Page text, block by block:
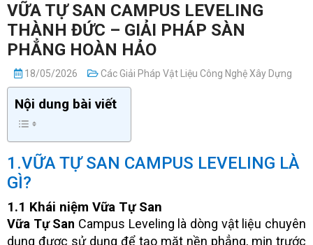
VỮA TỰ SAN CAMPUS LEVELING
THÀNH ĐỨC – GIẢI PHÁP SÀN
PHẲNG HOÀN HẢO
18/05/2026 Các Giải Pháp Vật Liệu Công Nghệ Xây Dựng
Nội dung bài viết
1.VỮA TỰ SAN CAMPUS LEVELING LÀ
GÌ?
1.1 Khái niệm Vữa Tự San
Vữa Tự San Campus Leveling là dòng vật liệu chuyên
dụng được sử dụng để tạo mặt nền phẳng, mịn trước